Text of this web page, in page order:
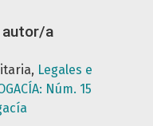
a
Legales e
Núm. 15